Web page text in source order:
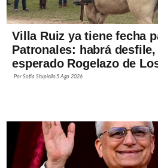
Villa Ruiz ya tiene fecha
Patronales: habrá desfile,
esperado Rogelazo de
PorSofía Stupiello5 Ago 2026